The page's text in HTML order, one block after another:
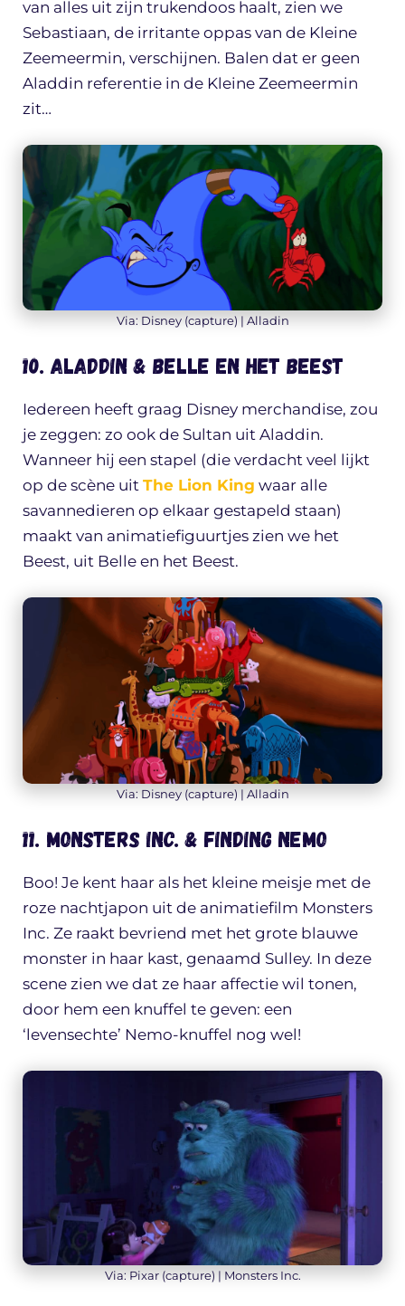
van alles uit zijn trukendoos haalt, zien we
Sebastiaan, de irritante oppas van de Kleine
Zeemeermin, verschijnen. Balen dat er geen
Aladdin referentie in de Kleine Zeemeermin
zit…
Via: Disney (capture) | Alladin
10. Aladdin & Belle en het Beest
Iedereen heeft graag Disney merchandise, zou
je zeggen: zo ook de Sultan uit Aladdin.
Wanneer hij een stapel (die verdacht veel lijkt
op de scène uit The Lion King waar alle
savannedieren op elkaar gestapeld staan)
maakt van animatiefiguurtjes zien we het
Beest, uit Belle en het Beest.
Via: Disney (capture) | Alladin
11. Monsters Inc. & Finding Nemo
Boo! Je kent haar als het kleine meisje met de
roze nachtjapon uit de animatiefilm Monsters
Inc. Ze raakt bevriend met het grote blauwe
monster in haar kast, genaamd Sulley. In deze
scene zien we dat ze haar affectie wil tonen,
door hem een knuffel te geven: een
‘levensechte’ Nemo-knuffel nog wel!
Via: Pixar (capture) | Monsters Inc.